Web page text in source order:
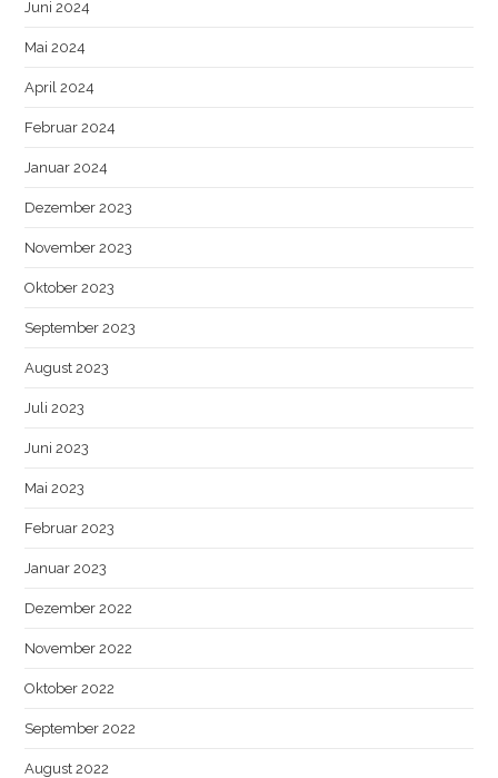
Juni 2024
Mai 2024
April 2024
Februar 2024
Januar 2024
Dezember 2023
November 2023
Oktober 2023
September 2023
August 2023
Juli 2023
Juni 2023
Mai 2023
Februar 2023
Januar 2023
Dezember 2022
November 2022
Oktober 2022
September 2022
August 2022